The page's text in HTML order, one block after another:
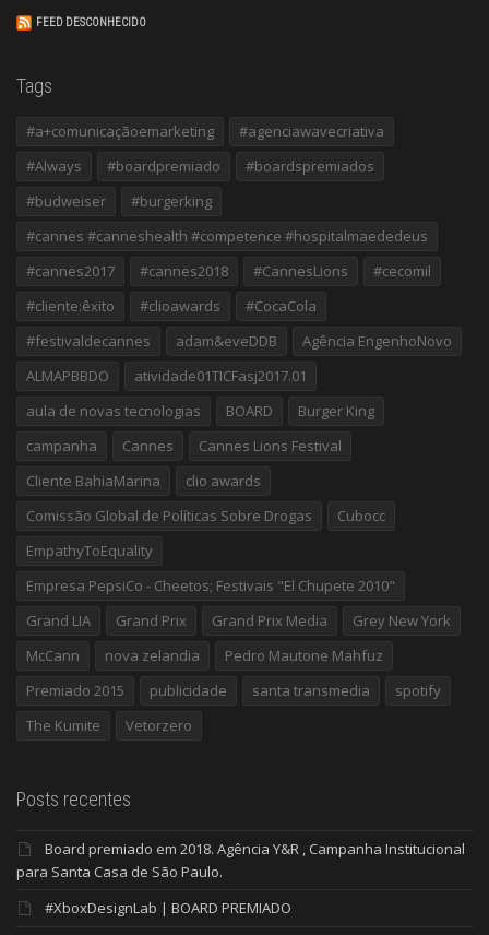
FEED DESCONHECIDO
Tags
#a+comunicaçãoemarketing
#agenciawavecriativa
#Always
#boardpremiado
#boardspremiados
#budweiser
#burgerking
#cannes #canneshealth #competence #hospitalmaededeus
#cannes2017
#cannes2018 #CannesLions
#cecomil
#cliente:êxito
#clioawards
#CocaCola
#festivaldecannes
adam&eveDDB
Agência EngenhoNovo
ALMAPBBDO
atividade01TICFasj2017.01
aula de novas tecnologias
BOARD
Burger King
campanha
Cannes
Cannes Lions Festival
Cliente BahiaMarina
clio awards
Comissão Global de Políticas Sobre Drogas
Cubocc
EmpathyToEquality
Empresa PepsiCo - Cheetos; Festivais "El Chupete 2010"
Grand LIA
Grand Prix Grand Prix Media
Grey New York
McCann
nova zelandia
Pedro Mautone Mahfuz
Premiado 2015
publicidade santa transmedia
spotify
The Kumite
Vetorzero
Posts recentes
Board premiado em 2018. Agência Y&R , Campanha Institucional
para Santa Casa de São Paulo.
#XboxDesignLab | BOARD PREMIADO